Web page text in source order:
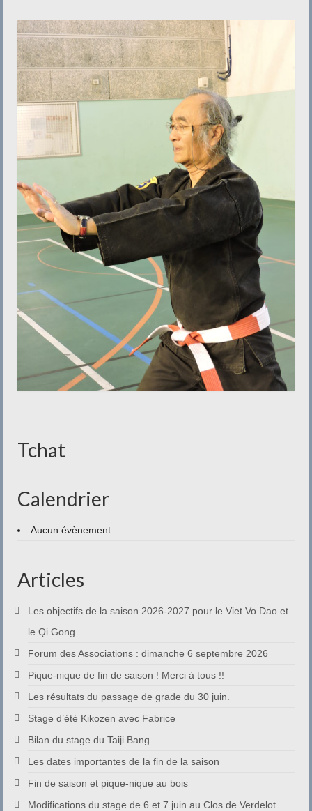
Tchat
Calendrier
Aucun évènement
Articles
Les objectifs de la saison 2026-2027 pour le Viet Vo Dao et
le Qi Gong.
Forum des Associations : dimanche 6 septembre 2026
Pique-nique de fin de saison ! Merci à tous !!
Les résultats du passage de grade du 30 juin.
Stage d’été Kikozen avec Fabrice
Bilan du stage du Taiji Bang
Les dates importantes de la fin de la saison
Fin de saison et pique-nique au bois
Modifications du stage de 6 et 7 juin au Clos de Verdelot.